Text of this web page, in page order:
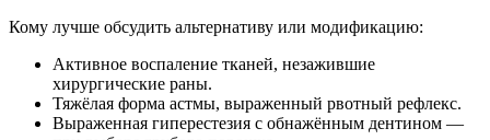
Кому лучше обсудить альтернативу или модификацию:
Активное воспаление тканей, незажившие
хирургические раны.
Тяжёлая форма астмы, выраженный рвотный рефлекс.
Выраженная гиперестезия с обнажённым дентином —